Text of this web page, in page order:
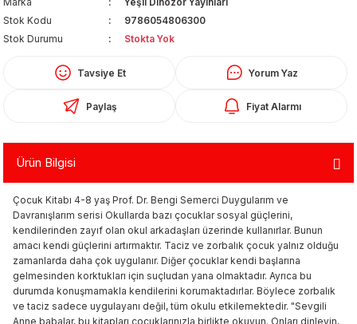
- Dolma Kalem - Pilot Kalemler
& Şekilgeç
Stok Kodu
9786054806300
Stok Durumu
Stokta Yok
Tavsiye Et Yorum Yaz
Paylaş Fiyat Alarmı
Ürün Bilgisi
Çocuk Kitabı 4-8 yaş Prof. Dr. Bengi Semerci Duygularım ve
Davranışlarım serisi Okullarda bazı çocuklar sosyal güçlerini,
kendilerinden zayıf olan okul arkadaşları üzerinde kullanırlar. Bunun
amacı kendi güçlerini artırmaktır. Taciz ve zorbalık çocuk yalnız olduğu
zamanlarda daha çok uygulanır. Diğer çocuklar kendi başlarına
gelmesinden korktukları için suçludan yana olmaktadır. Ayrıca bu
durumda konuşmamakla kendilerini korumaktadırlar. Böylece zorbalık
ve taciz sadece uygulayanı değil, tüm okulu etkilemektedir. "Sevgili
Anne babalar, bu kitapları çocuklarınızla birlikte okuyun. Onları dinleyin,